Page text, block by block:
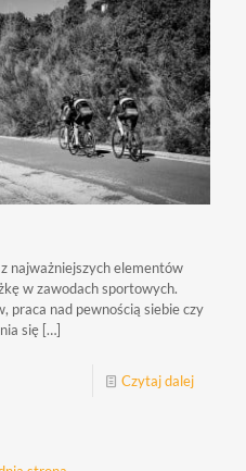
najważniejszych elementów
w zawodach sportowych.
praca nad pewnością siebie czy
się […]
Czytaj dalej